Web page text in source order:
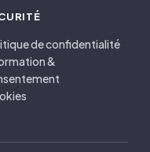
de confidentialité
&